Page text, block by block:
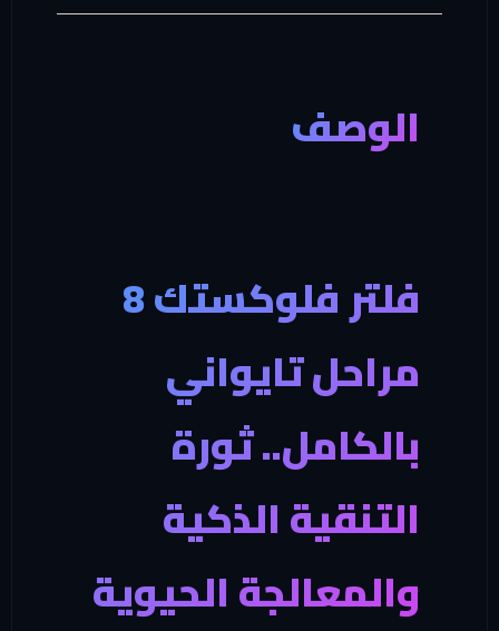
فلتر فلوكستك 8
تايواني
ثورة
الذكية
الحيوية